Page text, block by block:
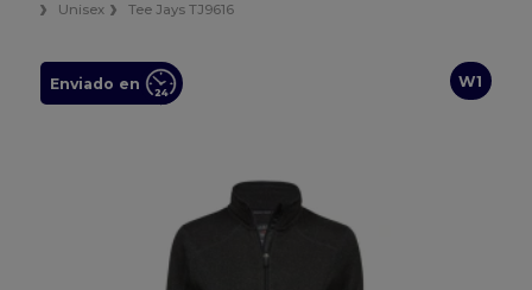
Unisex
Tee Jays TJ9616
W1
Enviado en